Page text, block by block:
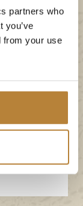
partners who
you’ve
from your use
ruhige
bieten wir
mehr.